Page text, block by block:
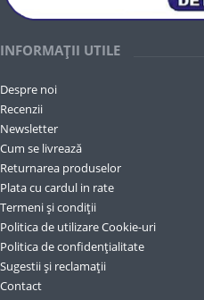
INFORMAȚII UTILE
Despre noi
Recenzii
Newsletter
Cum se livrează
Returnarea produselor
Plata cu cardul in rate
Termeni și condiții
Politica de utilizare Cookie-uri
Politica de confidențialitate
Sugestii și reclamații
Contact